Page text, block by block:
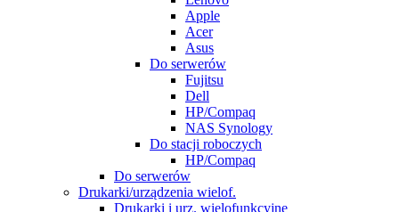
Apple
Acer
Asus
Do serwerów
Fujitsu
Dell
HP/Compaq
NAS Synology
Do stacji roboczych
HP/Compaq
Do serwerów
Drukarki/urządzenia wielof.
Drukarki i urz. wielofunkcyjne